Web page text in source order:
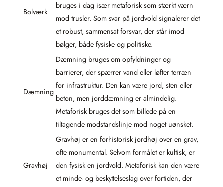
Bolværk
bruges i dag især metaforisk som stærkt værn
mod trusler. Som svar på jordvold signalerer det
et robust, sammensat forsvar, der står imod
bølger, både fysiske og politiske.
Dæmning
Dæmning bruges om opfyldninger og
barrierer, der spærrer vand eller løfter terræn
for infrastruktur. Den kan være jord, sten eller
beton, men jorddæmning er almindelig.
Metaforisk bruges det som billede på en
tiltagende modstandslinje mod noget uønsket.
Gravhøj
Gravhøj er en forhistorisk jordhøj over en grav,
ofte monumental. Selvom formålet er kultisk, er
den fysisk en jordvold. Metaforisk kan den være
et minde- og beskyttelseslag over fortiden, der